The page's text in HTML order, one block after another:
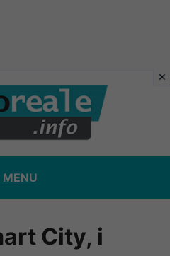
MENU
City, i